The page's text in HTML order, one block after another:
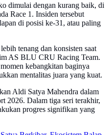
dimulai dengan kurang baik, di
Race 1. Insiden tersebut
di posisi ke-31, atau paling
tenang dan konsisten saat
AS BLU CRU Racing Team.
kebangkitan baginya
mentalitas juara yang kuat.
Aldi Satya Mahendra dalam
2026. Dalam tiga seri terakhir,
progres signifikan yang